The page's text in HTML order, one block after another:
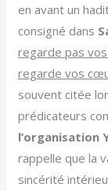
en avant un
consigné dans
regarde pas
regarde vos
souvent citée
prédicateurs
l’organisation
rappelle que la
sincérité